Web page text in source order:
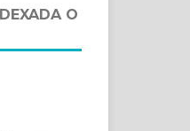
O